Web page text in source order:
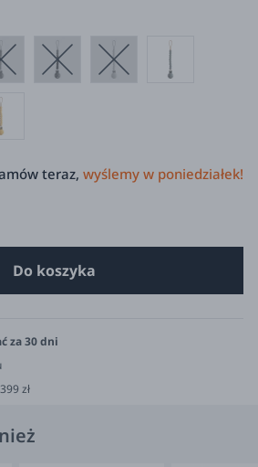
teraz, wyślemy w poniedziałek!
Do koszyka
za 30 dni
zł